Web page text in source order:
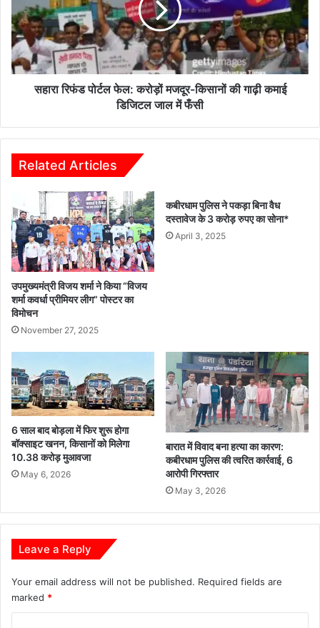
करोड़ों
मजदूर-
किसानों
की
गाढ़ी
सहारा रिफंड पोर्टल फेल: करोड़ों मजदूर-किसानों की गाढ़ी कमाई
डिजिटल जाल में फँसी
Related Articles
उपमुख्यमंत्री विजय शर्मा ने किया “विजय
शर्मा कवर्धा प्रीमियर लीग” पोस्टर का
विमोचन
November 27, 2025
कबीरधाम पुलिस ने पकड़ा बिना वैध
दस्तावेज के 3 करोड़ रुपए का सोना*
April 3, 2025
6 साल बाद बोड़ला में फिर शुरू होगा
बॉक्साइट खनन, किसानों को मिलेगा
10.38 करोड़ मुआवजा
May 6, 2026
बारात में विवाद बना हत्या का कारण:
कबीरधाम पुलिस की त्वरित कार्रवाई, 6
आरोपी गिरफ्तार
May 3, 2026
Leave a Reply
Your email address will not be published. Required fields are
marked *